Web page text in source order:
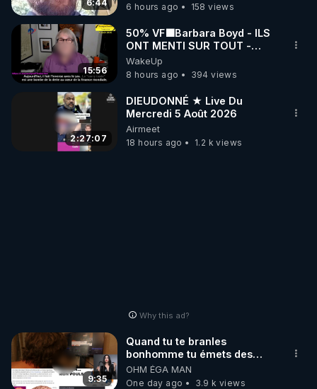
6:44
6 hours ago
158 views
15:56
50% VF🟩Barbara Boyd - ILS
ONT MENTI SUR TOUT -
Jocelyne Traduction
WakeUp
8 hours ago
394 views
2:27:07
DIEUDONNÉ ★ Live Du
Mercredi 5 Août 2026
Airmeet
18 hours ago
1.2 k views
Why this ad?
9:35
Quand tu te branles
bonhomme tu émets des
ondes ils ont juste omis de
t'expliquer
OHM ÉGA MAN
One day ago
3.9 k views